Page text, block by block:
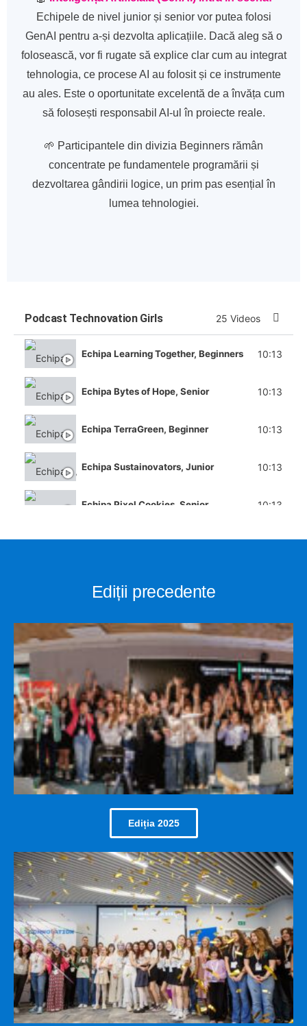
Echipele de nivel junior și senior vor putea folosi
GenAI pentru a-și dezvolta aplicațiile. Dacă aleg să o
folosească, vor fi rugate să explice clar cum au integrat
tehnologia, ce procese AI au folosit și ce instrumente
au ales. Este o oportunitate excelentă de a învăța cum
să folosești responsabil AI-ul în proiecte reale.
🌱 Participantele din divizia Beginners rămân
concentrate pe fundamentele programării și
dezvoltarea gândirii logice, un prim pas esențial în
lumea tehnologiei.
Podcast Technovation Girls 25 Videos
Echipa Learning Together, Beginners 10:13
Echipa Bytes of Hope, Senior 10:13
Echipa TerraGreen, Beginner 10:13
Echipa Sustainovators, Junior 10:13
Echipa Pixel Cookies, Senior 10:13
Echipa BB Girls, Senior 10:13
Echipa STARS CL, Senior 10:13
Echipa A&A Girls, Junior 10:13
Echipa 5ToCode, Senior 10:13
Echipa NutriMinds, Junior 10:13
Echipa ITyap, Senior
Ioana Cheșa, Young Innovator Award 5:16
Echipa Smart Girls, Junior 10:45
Echipa Green Harmonizer, Junior 10:55
Echipa Byte Belles, Senior 20:24
Ediții precedente
Ediția 2025